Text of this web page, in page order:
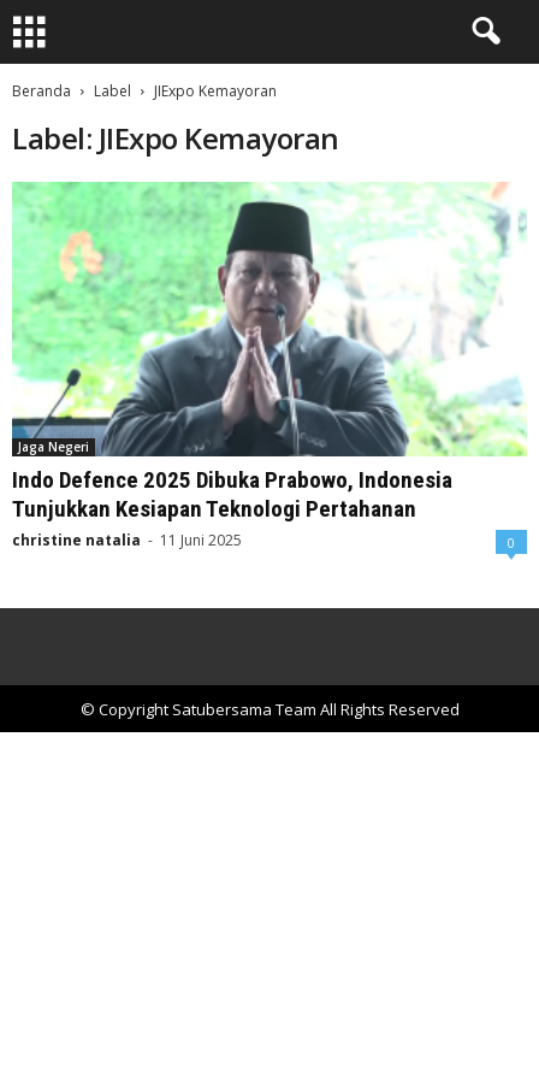
Beranda Label JIExpo Kemayoran
Label: JIExpo Kemayoran
Jaga Negeri
Indo Defence 2025 Dibuka Prabowo, Indonesia
Tunjukkan Kesiapan Teknologi Pertahanan
christine natalia - 11 Juni 2025 0
© Copyright Satubersama Team All Rights Reserved